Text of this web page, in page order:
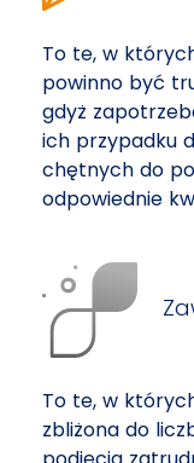
To te, w
powinno być
gdyż
ich przypadku
chętnych do
odpowiednie
To te, w
zbliżona do